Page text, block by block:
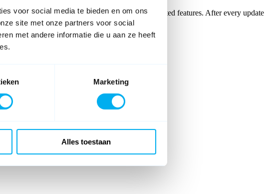
voor social media te bieden en om ons
site met onze partners voor social
met andere informatie die u aan ze heeft
Marketing
Alles toestaan
or check out the most popular and recently updated features. After every update
to create your personal account.